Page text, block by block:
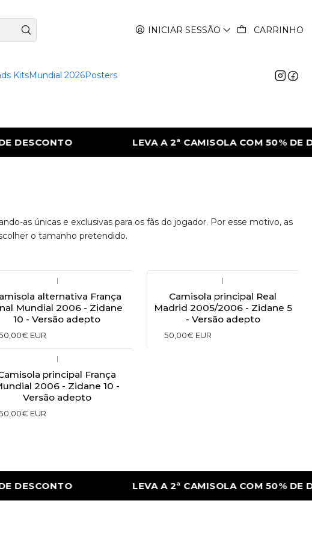
INICIAR SESSÃO CARRINHO
KitsMundial 2026Posters
LEVA A 2ª CAMISOLA COM 50% DE
as únicas e exclusivas para os fãs do jogador. Por esse motivo, as
o tamanho pretendido.
|
alternativa França
Mundial 2006 - Zidane
10 - Versão adepto
EUR
|
Camisola principal Real
Madrid 2005/2006 - Zidane 5
- Versão adepto
50,00€ EUR
|
principal França
2006 - Zidane 10 -
Versão adepto
EUR
LEVA A 2ª CAMISOLA COM 50% DE